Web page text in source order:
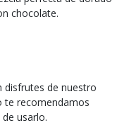
chocolate.
disfrutes de nuestro
te recomendamos
usarlo.